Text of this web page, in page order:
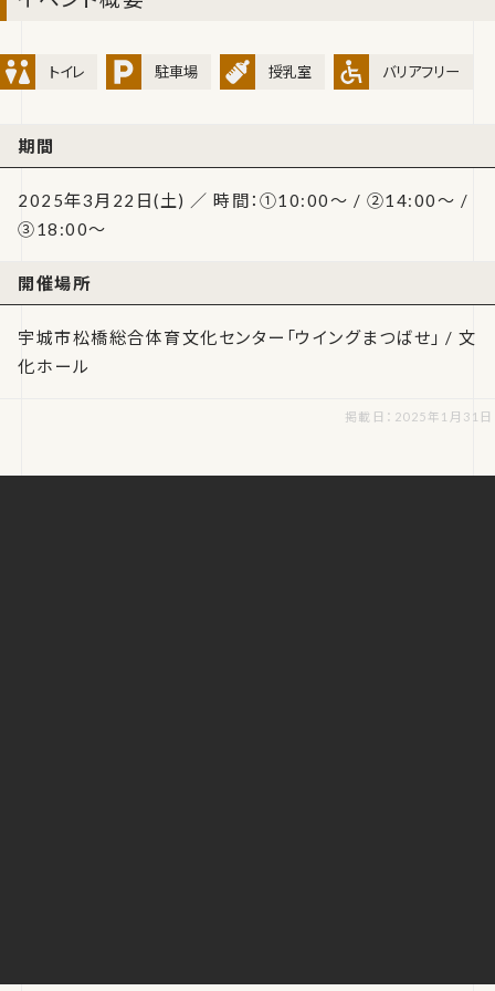
トイレ 駐車場 授乳室 バリアフリー
期間
2025年3月22日(土) ／ 時間：①10:00～ / ②14:00～ /
③18:00～
開催場所
宇城市松橋総合体育文化センター「ウイングまつばせ」 / 文
化ホール
掲載日：2025年1月31日